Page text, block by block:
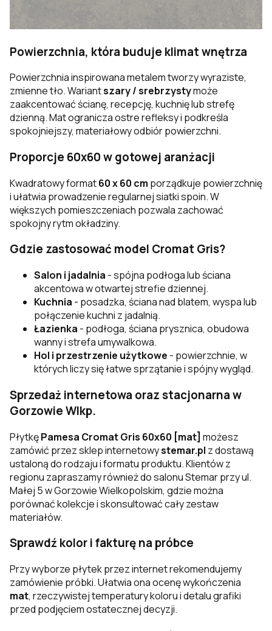
Powierzchnia, która buduje klimat wnętrza
Powierzchnia inspirowana metalem tworzy wyraziste,
zmienne tło. Wariantszary / srebrzystymoże
zaakcentować ścianę, recepcję, kuchnię lub strefę
dzienną. Mat ogranicza ostre refleksy i podkreśla
spokojniejszy, materiałowy odbiór powierzchni.
Proporcje 60x60 w gotowej aranżacji
Kwadratowy format60 x 60 cm porządkuje powierzchnię
i ułatwia prowadzenie regularnej siatki spoin. W
większych pomieszczeniach pozwala zachować
spokojny rytm okładziny.
Gdzie zastosować model Cromat Gris?
Salon i jadalnia - spójna podłoga lub ściana
akcentowa w otwartej strefie dziennej.
Kuchnia - posadzka, ściana nad blatem, wyspa lub
połączenie kuchni z jadalnią.
Łazienka - podłoga, ściana prysznica, obudowa
wanny i strefa umywalkowa.
Hol i przestrzenie użytkowe - powierzchnie, w
których liczy się łatwe sprzątanie i spójny wygląd.
Sprzedaż internetowa oraz stacjonarna w
Gorzowie Wlkp.
PłytkęPamesa Cromat Gris 60x60 [mat] możesz
zamówić przez sklep internetowystemar.pl z dostawą
ustaloną do rodzaju i formatu produktu. Klientów z
regionu zapraszamy również do salonu Stemar przy ul.
Małej 5 w Gorzowie Wielkopolskim, gdzie można
porównać kolekcje i skonsultować cały zestaw
materiałów.
Sprawdź kolor i fakturę na próbce
Przy wyborze płytek przez internet rekomendujemy
zamówienie próbki. Ułatwia ona ocenę wykończenia
mat, rzeczywistej temperatury koloru i detalu grafiki
przed podjęciem ostatecznej decyzji.